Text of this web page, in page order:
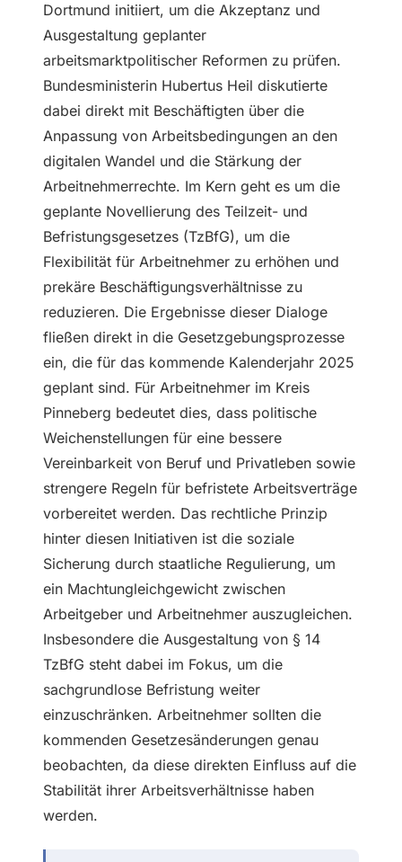
Dortmund initiiert, um die Akzeptanz und
Ausgestaltung geplanter
arbeitsmarktpolitischer Reformen zu prüfen.
Bundesministerin Hubertus Heil diskutierte
dabei direkt mit Beschäftigten über die
Anpassung von Arbeitsbedingungen an den
digitalen Wandel und die Stärkung der
Arbeitnehmerrechte. Im Kern geht es um die
geplante Novellierung des Teilzeit- und
Befristungsgesetzes (TzBfG), um die
Flexibilität für Arbeitnehmer zu erhöhen und
prekäre Beschäftigungsverhältnisse zu
reduzieren. Die Ergebnisse dieser Dialoge
fließen direkt in die Gesetzgebungsprozesse
ein, die für das kommende Kalenderjahr 2025
geplant sind. Für Arbeitnehmer im Kreis
Pinneberg bedeutet dies, dass politische
Weichenstellungen für eine bessere
Vereinbarkeit von Beruf und Privatleben sowie
strengere Regeln für befristete Arbeitsverträge
vorbereitet werden. Das rechtliche Prinzip
hinter diesen Initiativen ist die soziale
Sicherung durch staatliche Regulierung, um
ein Machtungleichgewicht zwischen
Arbeitgeber und Arbeitnehmer auszugleichen.
Insbesondere die Ausgestaltung von § 14
TzBfG steht dabei im Fokus, um die
sachgrundlose Befristung weiter
einzuschränken. Arbeitnehmer sollten die
kommenden Gesetzesänderungen genau
beobachten, da diese direkten Einfluss auf die
Stabilität ihrer Arbeitsverhältnisse haben
werden.